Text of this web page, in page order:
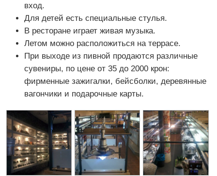
вход.
Для детей есть специальные стулья.
В ресторане играет живая музыка.
Летом можно расположиться на террасе.
При выходе из пивной продаются различные
сувениры, по цене от 35 до 2000 крон:
фирменные зажигалки, бейсболки, деревянные
вагончики и подарочные карты.